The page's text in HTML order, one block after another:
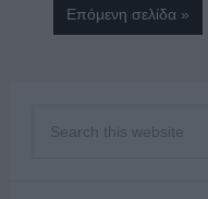
Επόμενη σελίδα »